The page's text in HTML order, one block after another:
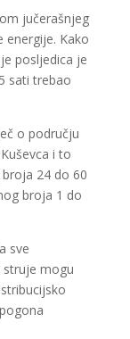
jučerašnjeg
energije. Kako
posljedica je
sati trebao
o području
i to
24 do 60
broja 1 do
sve
mogu